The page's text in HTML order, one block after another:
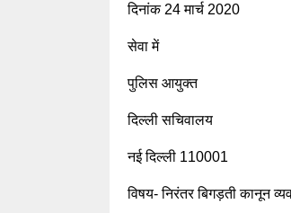
दिनांक 24 मार्च 2020
सेवा में
पुलिस आयुक्त
दिल्ली सचिवालय
नई दिल्ली 110001
विषय- निरंतर बिगड़ती कानून